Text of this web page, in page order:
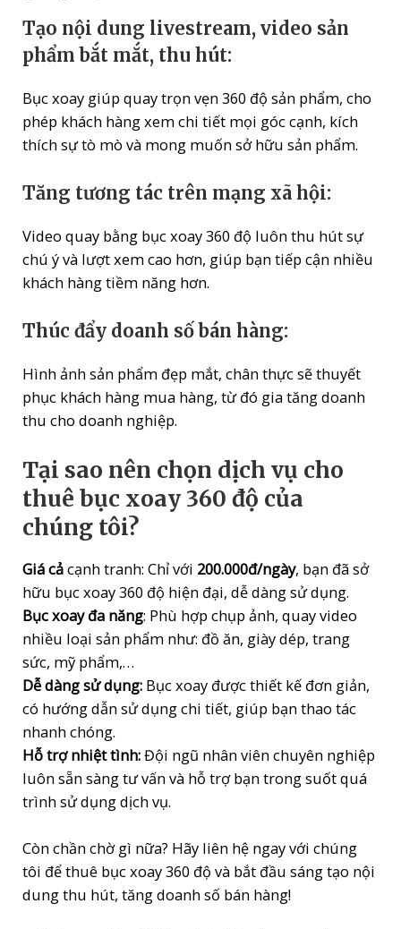
Tạo nội dung livestream, video sản
phẩm bắt mắt, thu hút:
Bục xoay giúp quay trọn vẹn 360 độ sản phẩm, cho
phép khách hàng xem chi tiết mọi góc cạnh, kích
thích sự tò mò và mong muốn sở hữu sản phẩm.
Tăng tương tác trên mạng xã hội:
Video quay bằng bục xoay 360 độ luôn thu hút sự
chú ý và lượt xem cao hơn, giúp bạn tiếp cận nhiều
khách hàng tiềm năng hơn.
Thúc đẩy doanh số bán hàng:
Hình ảnh sản phẩm đẹp mắt, chân thực sẽ thuyết
phục khách hàng mua hàng, từ đó gia tăng doanh
thu cho doanh nghiệp.
Tại sao nên chọn dịch vụ cho
thuê bục xoay 360 độ của
chúng tôi?
Giá cảcạnh tranh: Chỉ với 200.000đ/ngày, bạn đã sở
hữu bục xoay 360 độ hiện đại, dễ dàng sử dụng.
Bục xoay đa năng: Phù hợp chụp ảnh, quay video
nhiều loại sản phẩm như: đồ ăn, giày dép, trang
sức, mỹ phẩm,…
Dễ dàng sử dụng: Bục xoay được thiết kế đơn giản,
có hướng dẫn sử dụng chi tiết, giúp bạn thao tác
nhanh chóng.
Hỗ trợ nhiệt tình:Đội ngũ nhân viên chuyên nghiệp
luôn sẵn sàng tư vấn và hỗ trợ bạn trong suốt quá
trình sử dụng dịch vụ.
Còn chần chờ gì nữa? Hãy liên hệ ngay với chúng
tôi để thuê bục xoay 360 độ và bắt đầu sáng tạo nội
dung thu hút, tăng doanh số bán hàng!